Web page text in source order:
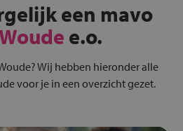
een mavo
e.o.
Wij hebben hieronder alle
voor je in een overzicht gezet.